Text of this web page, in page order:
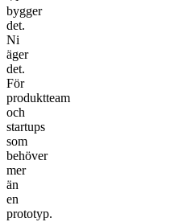
bygger
det.
Ni
äger
det.
För
produktteam
och
startups
som
behöver
mer
än
en
prototyp.